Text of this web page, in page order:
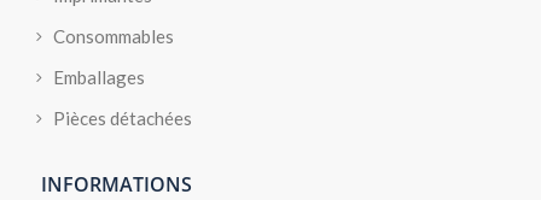
Consommables
Emballages
Pièces détachées
INFORMATIONS